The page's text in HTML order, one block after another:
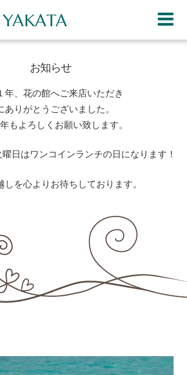
お知らせ
年、花の館へご来店いただき
ありがとうございました。
もよろしくお願い致します。
日はワンコインランチの日になります！
しを心よりお待ちしております。